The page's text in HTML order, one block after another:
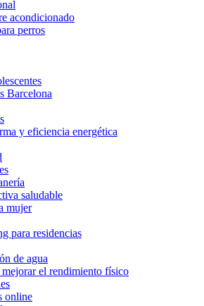
acondicionado
perros
Barcelona
y eficiencia energética
saludable
mujer
para residencias
de agua
mejorar el rendimiento físico
online